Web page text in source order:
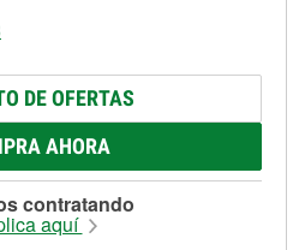
DE OFERTAS
AHORA
contratando
aquí